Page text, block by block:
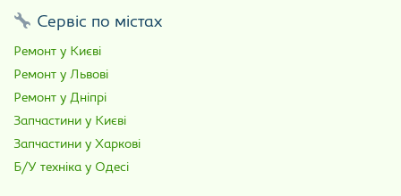
Сервіс по містах
Ремонт у Києві
Ремонт у Львові
Ремонт у Дніпрі
Запчастини у Києві
Запчастини у Харкові
Б/У техніка у Одесі